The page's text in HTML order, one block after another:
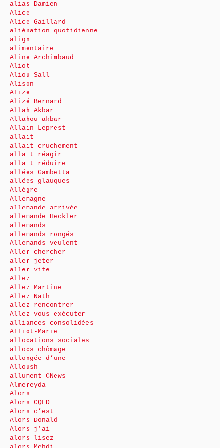
alias Damien
Alice
Alice Gaillard
aliénation quotidienne
align
alimentaire
Aline Archimbaud
Aliot
Aliou Sall
Alison
Alizé
Alizé Bernard
Allah Akbar
Allahou akbar
Allain Leprest
allait
allait cruchement
allait réagir
allait réduire
allées Gambetta
allées glauques
Allègre
Allemagne
allemande arrivée
allemande Heckler
allemands
allemands rongés
Allemands veulent
Aller chercher
aller jeter
aller vite
Allez
Allez Martine
Allez Nath
allez rencontrer
Allez-vous exécuter
alliances consolidées
Alliot-Marie
allocations sociales
allocs chômage
allongée d’une
Alloush
allument CNews
Almereyda
Alors
Alors CQFD
Alors c’est
Alors Donald
Alors j’ai
alors lisez